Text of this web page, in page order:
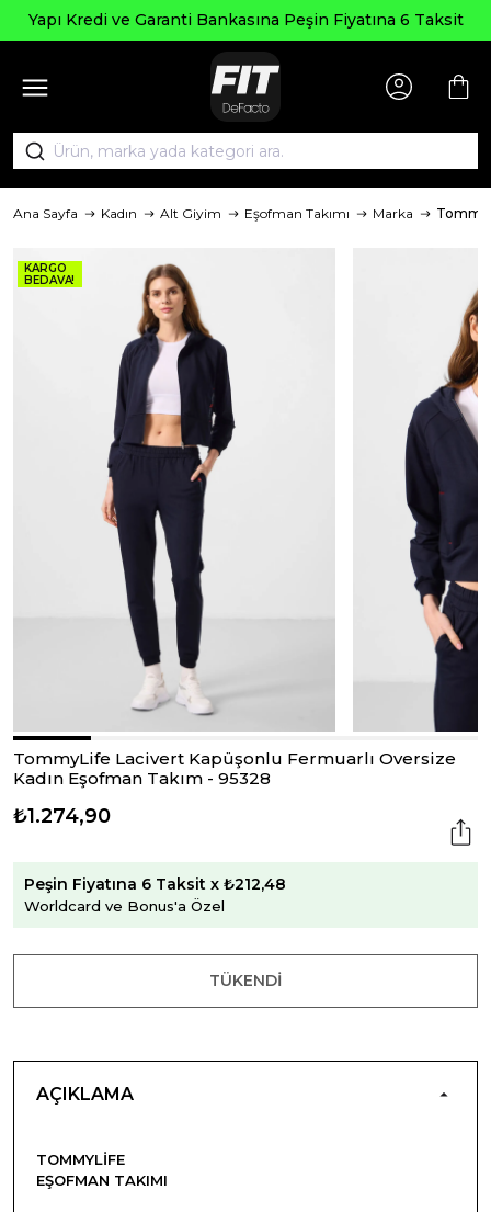
Kredi ve Garanti Bankasına Peşin Fiyatına 6 Taksit
Ana Sayfa Kadın Alt Giyim Eşofman Takımı Marka
KARGO
BEDAVA!
TommyLife Lacivert Kapüşonlu Fermuarlı Oversize
Kadın Eşofman Takım - 95328
₺1.274,90
Peşin Fiyatına 6 Taksit x ₺212,48
Worldcard ve Bonus'a Özel
TÜKENDI
AÇIKLAMA
TOMMYLIFE
EŞOFMAN TAKIMI